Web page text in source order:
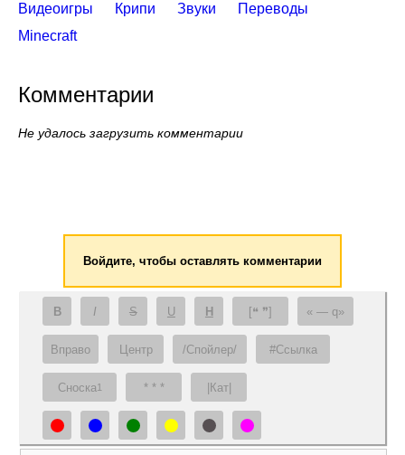
Видеоигры Крипи Звуки
Переводы
Minecraft
Комментарии
Не удалось загрузить комментарии
Войдите, чтобы оставлять комментарии
B I S U H [❝ ❞] — q
Вправо Центр /Спойлер/ #Ссылка
Сноска1 * * * |Кат|